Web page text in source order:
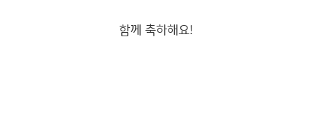
함께 축하해요!